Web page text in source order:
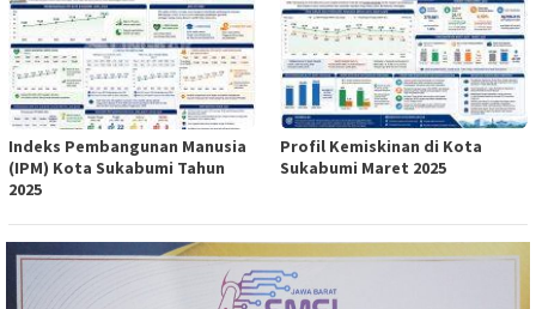
Indeks Pembangunan Manusia
(IPM) Kota Sukabumi Tahun
2025
Profil Kemiskinan di Kota
Sukabumi Maret 2025